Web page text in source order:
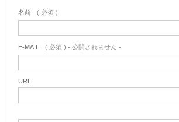
名前 ( 必須 )
E-MAIL ( 必須 ) - 公開されません -
URL